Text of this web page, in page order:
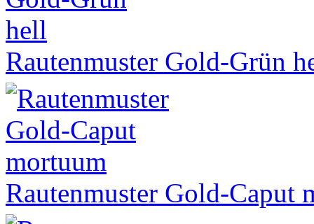
Rautenmuster Gold-Grün
Rautenmuster Gold-Caput